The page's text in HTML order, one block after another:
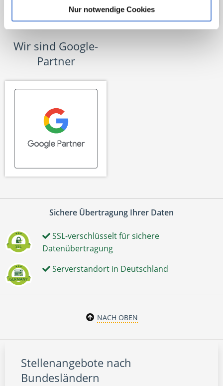
Nur notwendige Cookies
Wir sind Google-
Partner
Sichere Übertragung Ihrer Daten
SSL-verschlüsselt für sichere
Datenübertragung
Serverstandort in Deutschland
NACH OBEN
Stellenangebote nach
Bundesländern